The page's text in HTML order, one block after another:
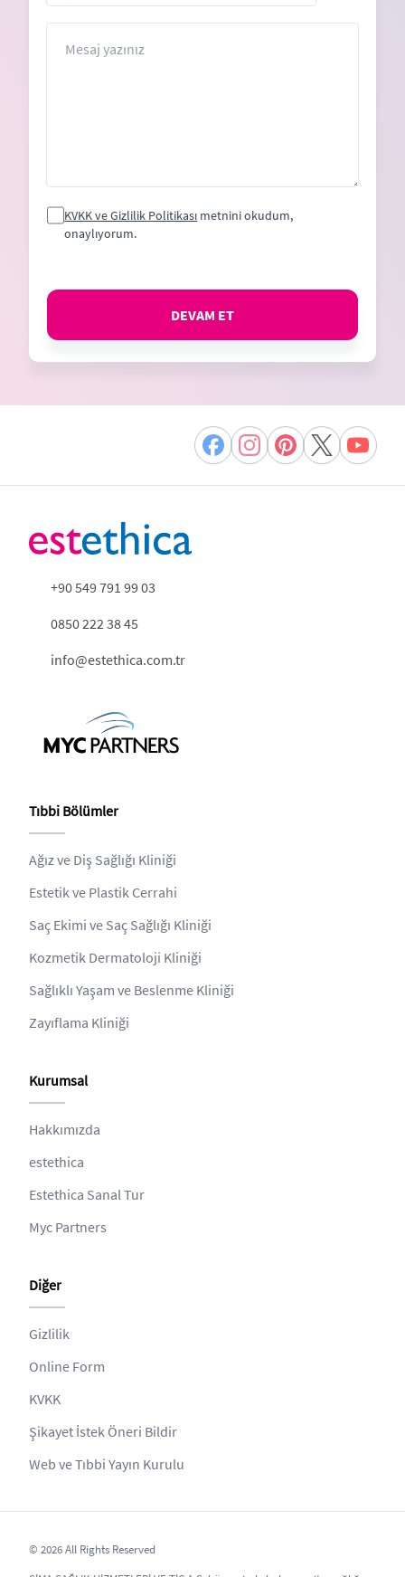
States
KVKK ve Gizlilik Politikası metnini okudum,
onaylıyorum.
DEVAM ET
+90 549 791 99 03
0850 222 38 45
info@estethica.com.tr
Tıbbi Bölümler
Ağız ve Diş Sağlığı Kliniği
Estetik ve Plastik Cerrahi
Saç Ekimi ve Saç Sağlığı Kliniği
Kozmetik Dermatoloji Kliniği
Sağlıklı Yaşam ve Beslenme Kliniği
Zayıflama Kliniği
Kurumsal
Hakkımızda
estethica
Estethica Sanal Tur
Myc Partners
Diğer
Gizlilik
Online Form
KVKK
Şikayet İstek Öneri Bildir
Web ve Tıbbi Yayın Kurulu
© 2026 All Rights Reserved